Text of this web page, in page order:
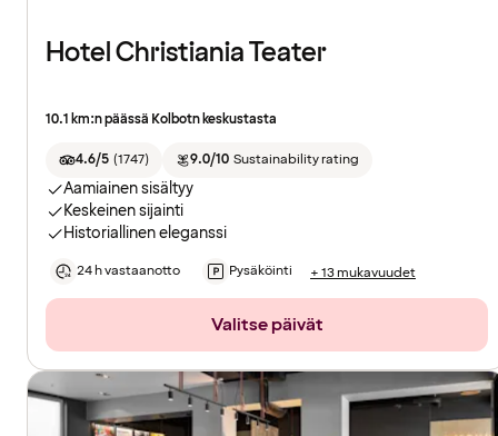
Hotel Christiania Teater
10.1 km:n päässä Kolbotn keskustasta
4.6/5 (1747) 9.0/10 Sustainability rating
Aamiainen sisältyy
Keskeinen sijainti
Historiallinen eleganssi
24 h vastaanotto Pysäköinti + 13 mukavuudet
Valitse päivät